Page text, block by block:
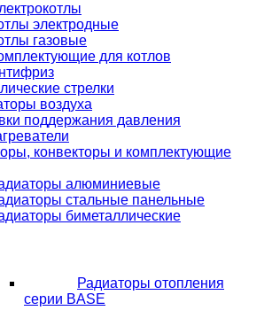
электродные
газовые
для котлов
стрелки
воздуха
поддержания давления
конвекторы и комплектующие
алюминиевые
стальные панельные
биметаллические
Радиаторы отопления
серии BASE